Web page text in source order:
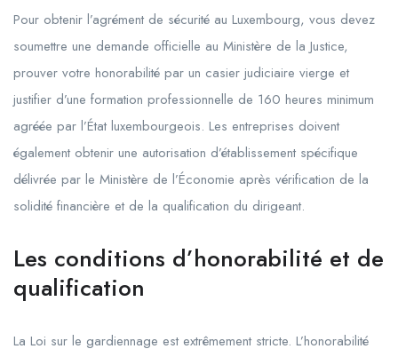
Pour obtenir l’agrément de sécurité au Luxembourg, vous devez
soumettre une demande officielle au Ministère de la Justice,
prouver votre honorabilité par un casier judiciaire vierge et
justifier d’une formation professionnelle de 160 heures minimum
agréée par l’État luxembourgeois. Les entreprises doivent
également obtenir une autorisation d’établissement spécifique
délivrée par le Ministère de l’Économie après vérification de la
solidité financière et de la qualification du dirigeant.
Les conditions d’honorabilité et de
qualification
La Loi sur le gardiennage est extrêmement stricte. L’honorabilité